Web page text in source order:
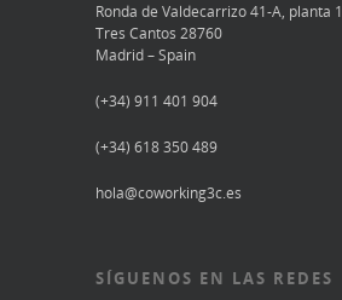
Ronda de Valdecarrizo 41-A, planta 1
Tres Cantos 28760
Madrid – Spain
(+34) 911 401 904
(+34) 618 350 489
hola@coworking3c.es
SÍGUENOS EN LAS REDES